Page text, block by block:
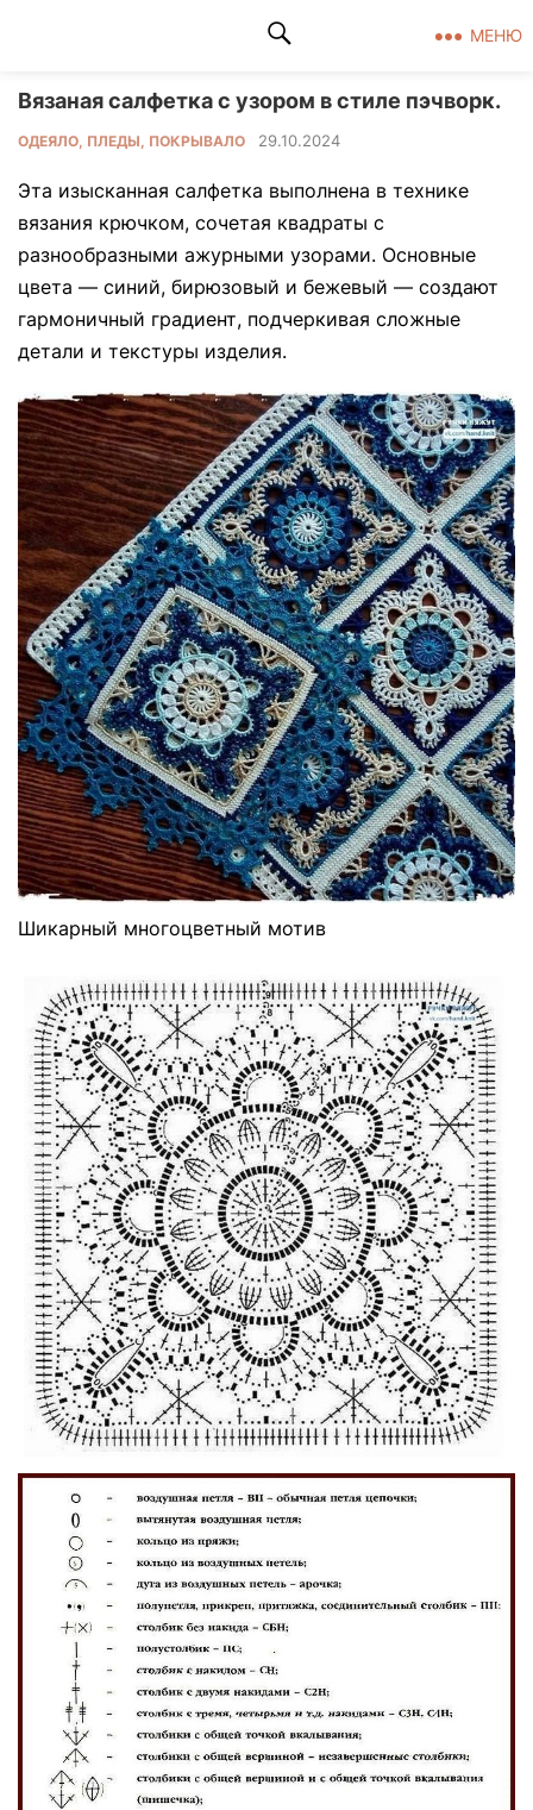
МЕНЮ
Вязаная салфетка с узором в стиле пэчворк.
ОДЕЯЛО, ПЛЕДЫ, ПОКРЫВАЛО 29.10.2024
Эта изысканная салфетка выполнена в технике
вязания крючком, сочетая квадраты с
разнообразными ажурными узорами. Основные
цвета — синий, бирюзовый и бежевый — создают
гармоничный градиент, подчеркивая сложные
детали и текстуры изделия.
Шикарный многоцветный мотив